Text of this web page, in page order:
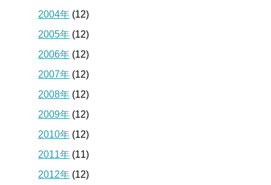
2004年 (12)
2005年 (12)
2006年 (12)
2007年 (12)
2008年 (12)
2009年 (12)
2010年 (12)
2011年 (11)
2012年 (12)